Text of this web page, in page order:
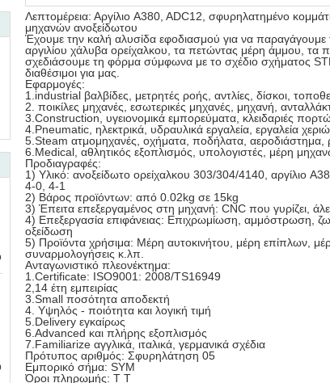
Λεπτομέρεια: Αργίλιο A380, ADC12, σφυρηλατημένο
μηχανών ανοξείδωτου
Έχουμε την καλή αλυσίδα εφοδιασμού για να
αργιλίου χάλυβα ορείχαλκου, τα πετώντας μέρη άμμου,
σχεδιάσουμε τη φόρμα σύμφωνα με το σχέδιο σχήματος
διαθέσιμοι για μας.
Εφαρμογές:
1.industrial βαλβίδες, μετρητές ροής, αντλίες, δίσκοι,
2. ποικίλες μηχανές, εσωτερικές μηχανές, μηχανή,
3.Construction, υγειονομικά εμπορεύματα, κλειδαριές
4.Pneumatic, ηλεκτρικά, υδραυλικά εργαλεία, εργαλεία
5.Steam ατμομηχανές, οχήματα, ποδήλατα, αεροδιάστημα,
6.Medical, αθλητικός εξοπλισμός, υπολογιστές, μέρη
Προδιαγραφές:
1) Υλικό: ανοξείδωτο ορείχαλκου 303/304/4140, αργίλιο
4-0, 4-1
2) Βάρος προϊόντων: από 0.02kg σε 15kg
3) Έπειτα επεξεργαμένος στη μηχανή: CNC που γυρίζει,
4) Επεξεργασία επιφάνειας: Επιχρωμίωση, αμμόστρωση,
οξείδωση
5) Προϊόντα χρήσιμα: Μέρη αυτοκινήτου, μέρη επίπλων,
συναρμολογήσεις κ.λπ.
Ανταγωνιστικό πλεονέκτημα:
1.Certificate: ISO9001: 2008/TS16949
2,14 έτη εμπειρίας
3.Small ποσότητα αποδεκτή
4. Υψηλός - ποιότητα και λογική τιμή
5.Delivery εγκαίρως
6.Advanced και πλήρης εξοπλισμός
7.Familiarize αγγλικά, ιταλικά, γερμανικά σχέδια
Πρότυπος αριθμός: Σφυρηλάτηση 05
Εμπορικό σήμα: SYM
Όροι πληρωμής: Τ Τ